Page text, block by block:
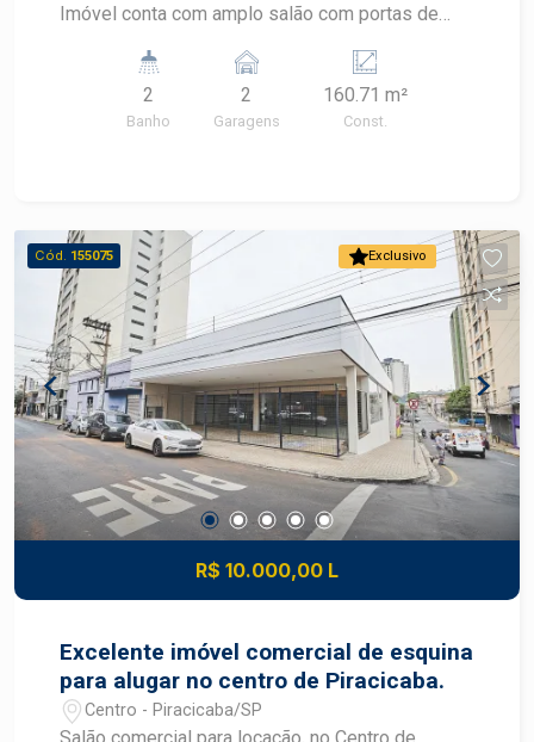
Imóvel conta com amplo salão com portas de
direito duplo, 2 vagas de recuo. Primeira locação,
ótima localização. Região central, próximo de
supermercados, farmácias, lojas, terminal central,
2
Banho
2
Garagens
160.71 m²
Const.
Exclusivo
Cód. 155075
R$ 10.000,00 L
Excelente imóvel comercial de esquina
para alugar no centro de Piracicaba.
Centro - Piracicaba/SP